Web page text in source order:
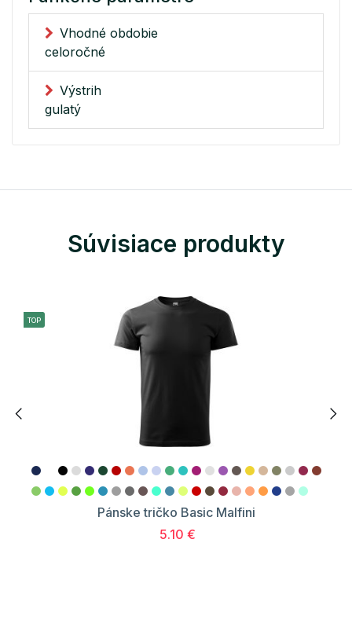
Vhodné obdobie
celoročné
Výstrih
gulatý
Súvisiace produkty
TOP
Pánske tričko Basic Malfini
5.10 €